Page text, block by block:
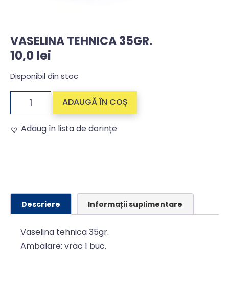
VASELINA TEHNICA 35GR.
10,0lei
Disponibil din stoc
ADAUGĂ ÎN COȘ
Adaug în lista de dorințe
Descriere Informații suplimentare
Vaselina tehnica 35gr.
Ambalare: vrac 1 buc.